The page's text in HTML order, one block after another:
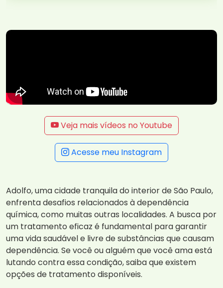
Veja mais vídeos no Youtube
Acesse meu Instagram
Adolfo, uma cidade tranquila do interior de São Paulo,
enfrenta desafios relacionados à dependência
química, como muitas outras localidades. A busca por
um tratamento eficaz é fundamental para garantir
uma vida saudável e livre de substâncias que causam
dependência. Se você ou alguém que você ama está
lutando contra essa condição, saiba que existem
opções de tratamento disponíveis.